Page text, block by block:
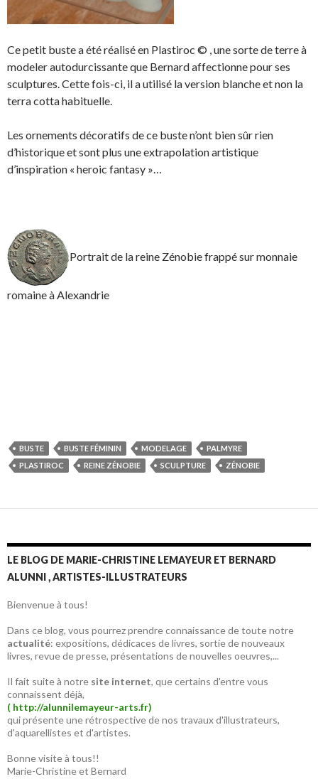
Ce petit buste a été réalisé en Plastiroc © , une sorte de terre à
modeler autodurcissante que Bernard affectionne pour ses
sculptures. Cette fois-ci, il a utilisé la version blanche et non la
terra cotta habituelle.
Les ornements décoratifs de ce buste n’ont bien sûr rien
d’historique et sont plus une extrapolation artistique
d’inspiration « heroic fantasy »…
Portrait de la reine Zénobie frappé sur monnaie
romaine à Alexandrie
BUSTE BUSTE FÉMININ MODELAGE
PALMYRE
PLASTIROC
REINE ZÉNOBIE SCULPTURE ZÉNOBIE
LE BLOG DE MARIE-CHRISTINE LEMAYEUR ET BERNARD
ALUNNI , ARTISTES-ILLUSTRATEURS
Bienvenue à tous!
Dans ce blog, vous pourrez prendre connaissance de toute notre
actualité: expositions, dédicaces de livres, sortie de nouveaux
livres, revue de presse, présentations de nouvelles oeuvres,...
Il fait suite à notre site internet, que certains d'entre vous
connaissent déjà,
( http://alunnilemayeur-arts.fr)
qui présente une rétrospective de nos travaux d'illustrateurs,
d'aquarellistes et d'artistes.
Bonne visite à tous!!
Marie-Christine et Bernard